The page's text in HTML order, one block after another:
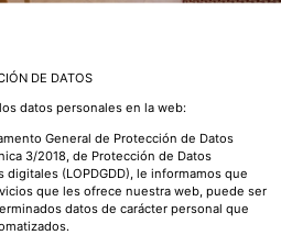
DE DATOS
datos personales en la web:
General de Protección de Datos
3/2018, de Protección de Datos
(LOPDGDD), le informamos que
que les ofrece nuestra web, puede ser
datos de carácter personal que